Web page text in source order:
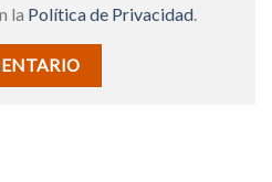
la Política de Privacidad.